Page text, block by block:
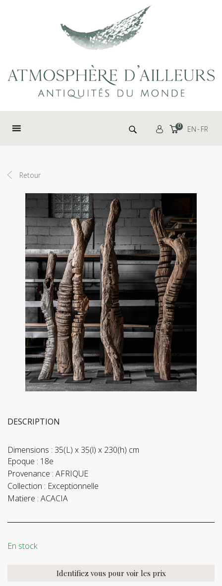
Rechercher : 0 EN FR
Retour
DESCRIPTION
Dimensions : 35(L) x 35(l) x 230(h) cm
Epoque : 18e
Provenance : AFRIQUE
Collection : Exceptionnelle
Matiere : ACACIA
En stock
Identifiez vous pour voir les prix